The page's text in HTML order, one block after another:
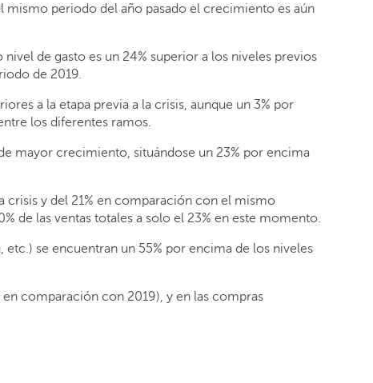
mismo periodo del año pasado el crecimiento es aún
de gasto es un 24% superior a los niveles previos
de 2019.
a la etapa previa a la crisis, aunque un 3% por
los diferentes ramos.
mayor crecimiento, situándose un 23% por encima
crisis y del 21% en comparación con el mismo
de las ventas totales a solo el 23% en este momento.
se encuentran un 55% por encima de los niveles
comparación con 2019), y en las compras